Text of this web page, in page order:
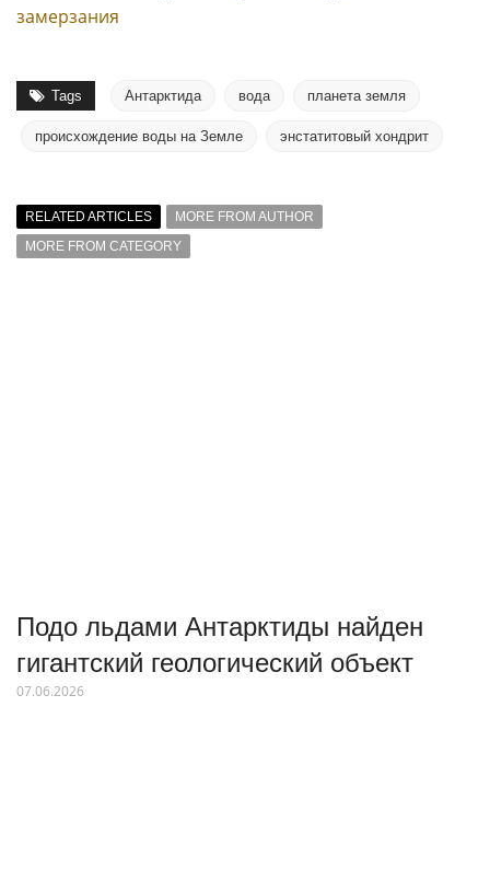
замерзания
Tags Антарктида вода планета земля
происхождение воды на Земле энстатитовый хондрит
RELATED ARTICLES
MORE FROM AUTHOR
MORE FROM CATEGORY
Подо льдами Антарктиды найден
гигантский геологический объект
07.06.2026